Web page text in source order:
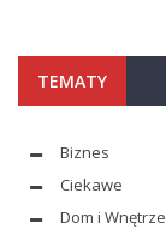
TEMATY
Biznes
Ciekawe
Dom i Wnętrze